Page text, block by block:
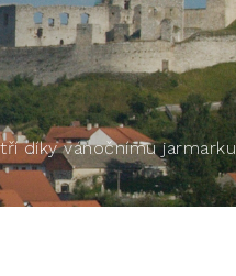
díky vánočnímu jarmarku